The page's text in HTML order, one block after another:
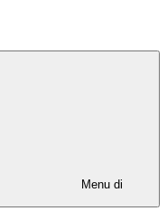
Menu di